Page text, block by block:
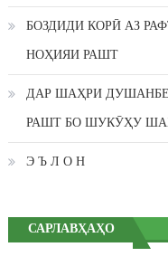
БОЗДИДИ КОРӢ АЗ
НОҲИЯИ РАШТ
ДАР ШАҲРИ
РАШТ БО ШУКӮҲУ
Э Ъ Л О Н
САРЛАВҲАҲО